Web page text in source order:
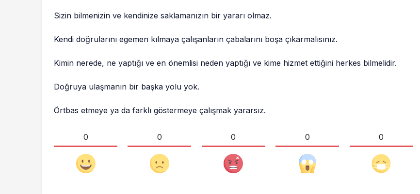
Sizin bilmenizin ve kendinize saklamanızın bir yararı olmaz.
Kendi doğrularını egemen kılmaya çalışanların çabalarını boşa çıkarmalısınız.
Kimin nerede, ne yaptığı ve en önemlisi neden yaptığı ve kime hizmet ettiğini herkes bilmelidir.
Doğruya ulaşmanın bir başka yolu yok.
Örtbas etmeye ya da farklı göstermeye çalışmak yararsız.
0 0 0 0 0